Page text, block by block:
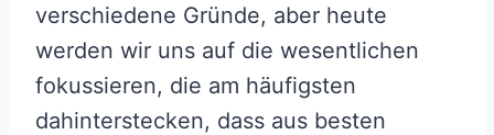
verschiedene Gründe, aber heute
werden wir uns auf die wesentlichen
fokussieren, die am häufigsten
dahinterstecken, dass aus besten